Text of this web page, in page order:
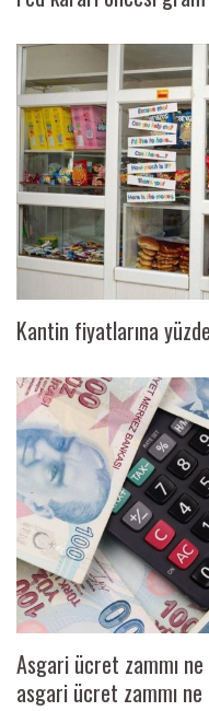
Kantin fiyatlarına
Asgari ücret zammı
asgari ücret zammı